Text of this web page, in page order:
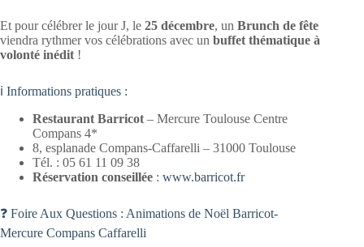
Et pour célébrer le jour J, le 25 décembre, un Brunch de fête
viendra rythmer vos célébrations avec un buffet thématique à
volonté inédit !
ℹ️ Informations pratiques :
Restaurant Barricot – Mercure Toulouse Centre
Compans 4*
8, esplanade Compans-Caffarelli – 31000 Toulouse
Tél. : 05 61 11 09 38
Réservation conseillée : www.barricot.fr
❓ Foire Aux Questions : Animations de Noël Barricot-
Mercure Compans Caffarelli